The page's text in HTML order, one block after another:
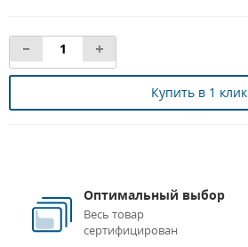
Купить в 1 клик
Оптимальный выбор
Весь товар
сертифицирован